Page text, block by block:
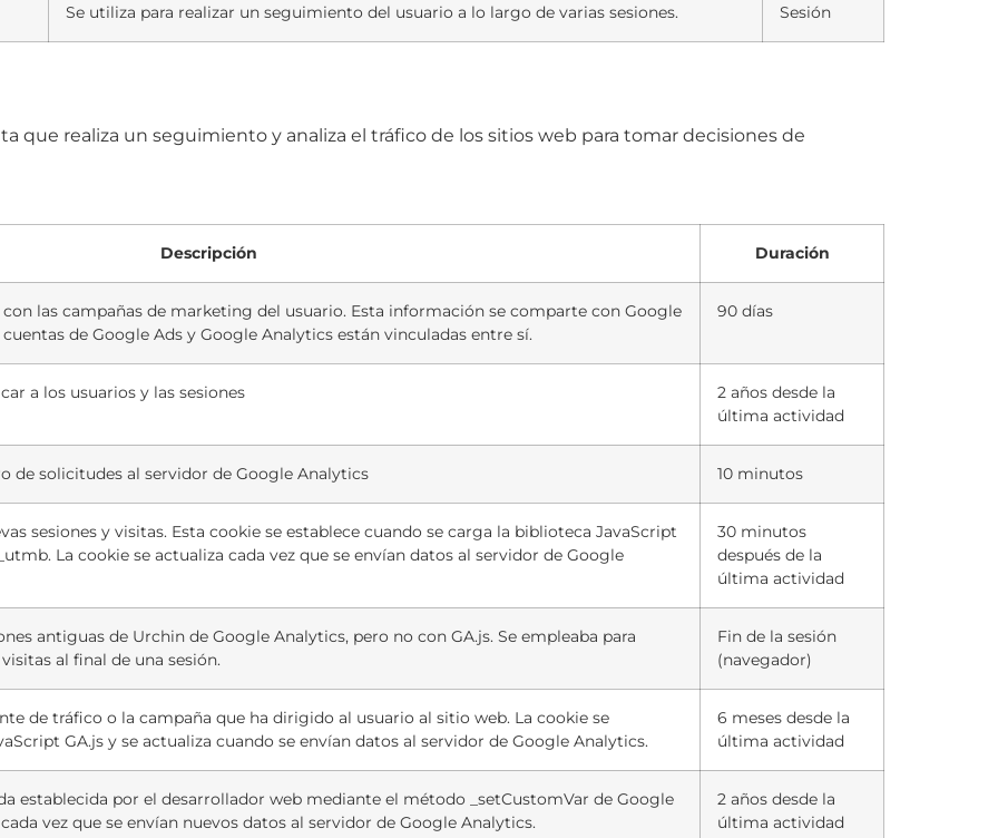
Se utiliza para realizar un seguimiento del usuario a lo largo de varias sesiones. Sesión
que realiza un seguimiento y analiza el tráfico de los sitios web para tomar decisiones de
Descripción Duración
las campañas de marketing del usuario. Esta información se comparte con Google
de Google Ads y Google Analytics están vinculadas entre sí.
90 días
a los usuarios y las sesiones
2 años desde la
última actividad
de solicitudes al servidor de Google Analytics 10 minutos
sesiones y visitas. Esta cookie se establece cuando se carga la biblioteca JavaScript
La cookie se actualiza cada vez que se envían datos al servidor de Google
30 minutos
después de la
última actividad
antiguas de Urchin de Google Analytics, pero no con GA.js. Se empleaba para
al final de una sesión.
Fin de la sesión
(navegador)
de tráfico o la campaña que ha dirigido al usuario al sitio web. La cookie se
GA.js y se actualiza cuando se envían datos al servidor de Google Analytics.
6 meses desde la
última actividad
establecida por el desarrollador web mediante el método _setCustomVar de Google
vez que se envían nuevos datos al servidor de Google Analytics.
2 años desde la
última actividad